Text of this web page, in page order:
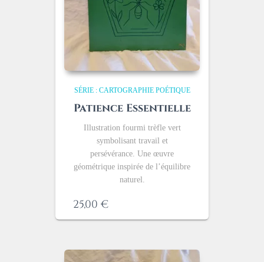
SÉRIE : CARTOGRAPHIE POÉTIQUE
Patience Essentielle
Illustration fourmi trèfle vert
symbolisant travail et
persévérance. Une œuvre
géométrique inspirée de l’équilibre
naturel.
25,00 €